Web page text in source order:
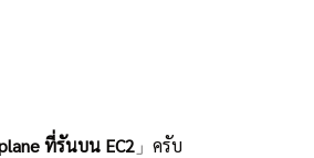
ที่รันบน EC2 」ครับ